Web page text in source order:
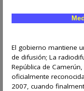
El gobierno mantiene
de difusión; La
República de
oficialmente
2007, cuando